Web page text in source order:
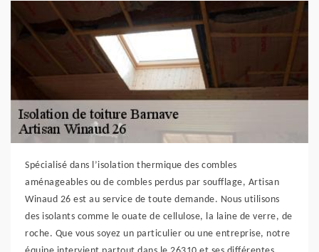
Spécialisé dans l’isolation thermique des combles
aménageables ou de combles perdus par soufflage, Artisan
Winaud 26 est au service de toute demande. Nous utilisons
des isolants comme le ouate de cellulose, la laine de verre, de
roche. Que vous soyez un particulier ou une entreprise, notre